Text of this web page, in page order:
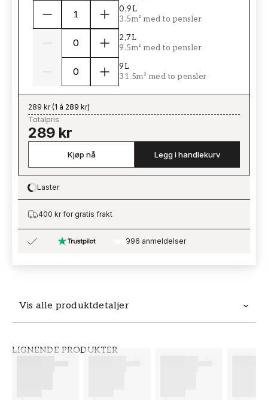
Vis alle produktdetaljer
LIGNENDE PRODUKTER
0,9L
3.5m² med to pensler
2,7L
9.5m² med to pensler
9L
31.5m² med to pensler
289 kr(1 á 289 kr)
Totalpris
289 kr
Kjøp nå Legg i handlekurv
Loading…
Laster
400 kr for gratis frakt
996 anmeldelser